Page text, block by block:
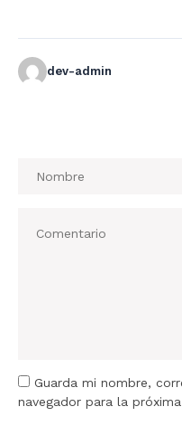
dev-admin
Guarda mi nombre,
navegador para la